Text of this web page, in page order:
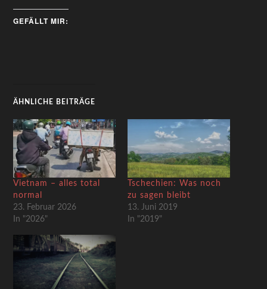
GEFÄLLT MIR:
ÄHNLICHE BEITRÄGE
Vietnam – alles total
normal
23. Februar 2026
In "2026"
Tschechien: Was noch
zu sagen bleibt
13. Juni 2019
In "2019"